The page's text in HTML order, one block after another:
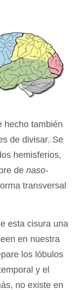
hecho también
de divisar. Se
hemisferios,
de naso-
transversal
esta cisura una
en nuestra
los lóbulos
y el
no existe en